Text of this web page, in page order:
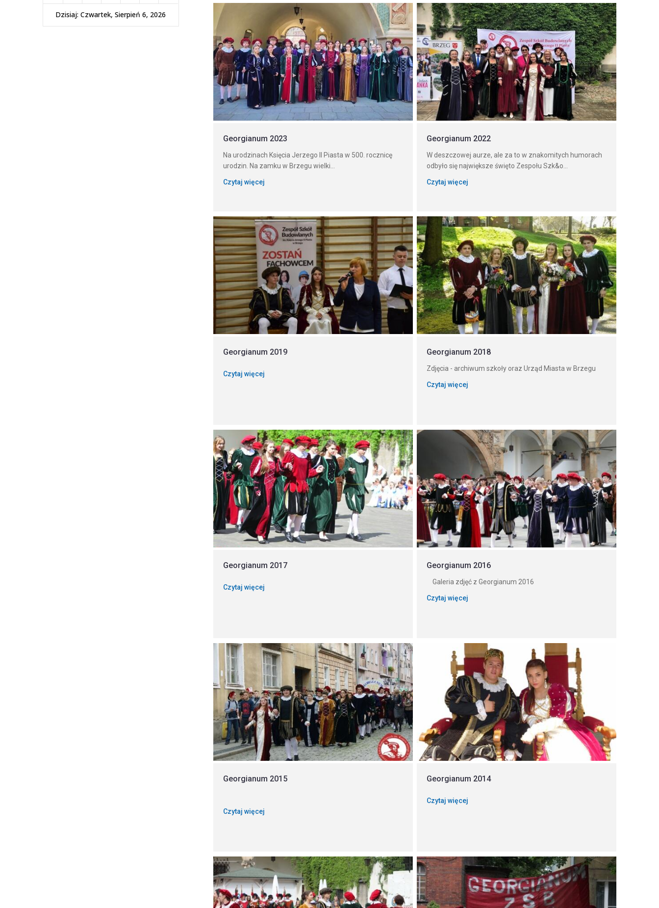
Georgianum 2023
Na urodzinach Księcia Jerzego II Piasta w 500. rocznicę
urodzin. Na zamku w Brzegu wielki...
Czytaj więcej
Georgianum 2022
W deszczowej aurze, ale za to w znakomitych humorach
odbyło się największe święto Zespołu Szk&o...
Czytaj więcej
Georgianum 2019
Czytaj więcej
Georgianum 2018
Zdjęcia - archiwum szkoły oraz Urząd Miasta w Brzegu
Czytaj więcej
Georgianum 2017
Czytaj więcej
Georgianum 2016
Galeria zdjęć z Georgianum 2016
Czytaj więcej
Georgianum 2015
Czytaj więcej
Georgianum 2014
Czytaj więcej
Dzisiaj: Czwartek, Sierpień 6, 2026